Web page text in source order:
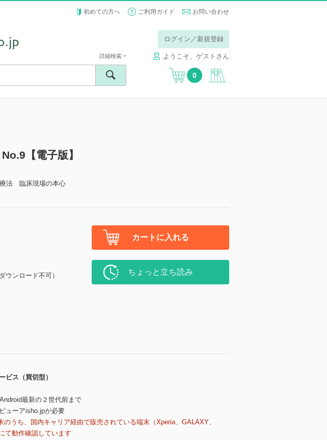
初めての方へ ご利用ガイド お問い合わせ
ログイン／新規登録
ようこそ、ゲストさん
詳細検索
0
【電子版】
法 臨床現場の本心
ウンロード不可）
カートに入れる
ちょっと立ち読み
ビス（買切型）
最新の２世代前まで
ューアisho.jpが必要
うち、国内キャリア経由で販売されている端末（Xperia、GALAXY、
て動作確認しています